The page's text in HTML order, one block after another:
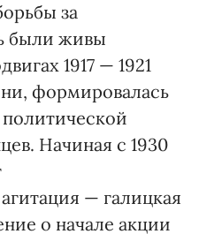
за
были живы
1917 — 1921
формировалась
Начиная с 1930
— галицкая
о начале акции